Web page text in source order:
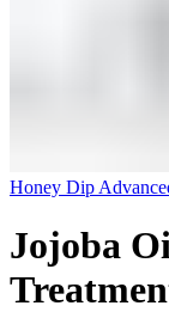
Honey Dip
Jojoba